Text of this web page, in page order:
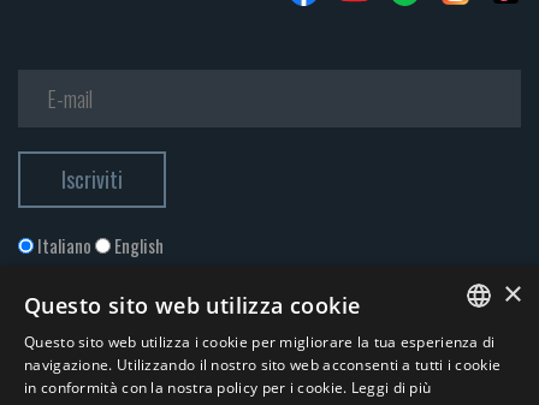
Italiano English
ITALIAN
×
Questo sito web utilizza cookie
Questo sito web utilizza i cookie per migliorare la tua esperienza di
navigazione. Utilizzando il nostro sito web acconsenti a tutti i cookie
in conformità con la nostra policy per i cookie. Leggi di più